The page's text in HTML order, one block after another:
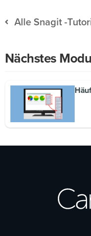
Alle Snagit -
Nächstes Modul